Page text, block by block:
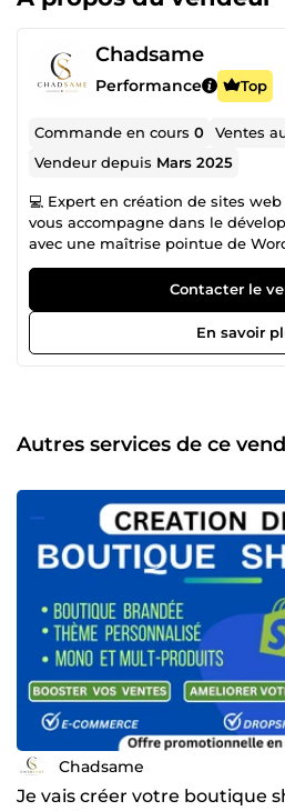
Chadsame
Performance Top
Commande en cours0 Ventes
Vendeur depuis Mars 2025
💻 Expert en création de sites
vous accompagne dans le
avec une maîtrise pointue de
ce soit pour lancer une boutique
optimiser votre présence en ligne
solutions sur mesure adaptées à
par la vidéo, je réalise également
professionnels et des contenus
Contacter le
En savoir
Autres services de ce
Chadsame
Je vais créer votre boutique